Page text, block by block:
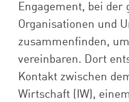
Engagement, bei der
Organisationen und
zusammenfinden,
vereinbaren. Dort
Kontakt zwischen
Wirtschaft (IW),